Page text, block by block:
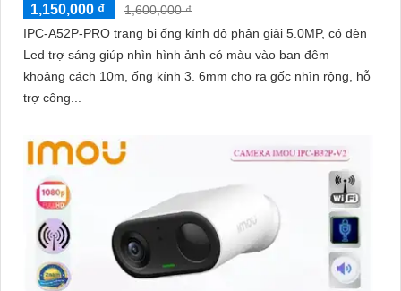
1,150,000 ₫
1,600,000 ₫
IPC-A52P-PRO trang bị ống kính độ phân giải 5.0MP, có đèn
Led trợ sáng giúp nhìn hình ảnh có màu vào ban đêm
khoảng cách 10m, ống kính 3. 6mm cho ra gốc nhìn rộng, hỗ
trợ công...